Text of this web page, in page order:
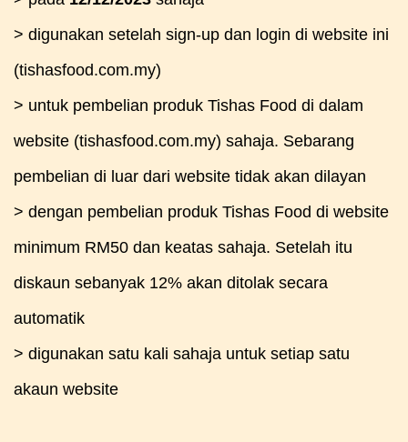
> digunakan setelah sign-up dan login di website ini
(tishasfood.com.my)
> untuk pembelian produk Tishas Food di dalam
website (tishasfood.com.my) sahaja. Sebarang
pembelian di luar dari website tidak akan dilayan
> dengan pembelian produk Tishas Food di website
minimum RM50 dan keatas sahaja. Setelah itu
diskaun sebanyak 12% akan ditolak secara
automatik
> digunakan satu kali sahaja untuk setiap satu
akaun website